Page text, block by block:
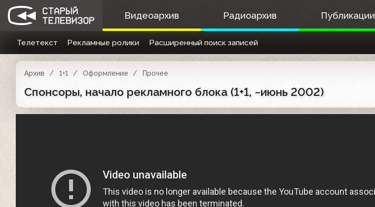
Видеоархив Радиоархив Публикации
Телетекст Рекламные ролики Расширенный поиск записей
Архив 1+1 Оформление Прочее
Спонсоры, начало рекламного блока (1+1, ~июнь 2002)